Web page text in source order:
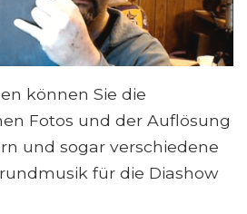
können Sie die
Fotos und der Auflösung
und sogar verschiedene
für die Diashow